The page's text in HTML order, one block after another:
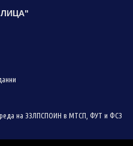
на ЗЗЛПСПОИН в МТСП, ФУТ и ФСЗ